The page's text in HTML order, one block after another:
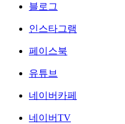
블로그
인스타그램
페이스북
유튜브
네이버카페
네이버TV